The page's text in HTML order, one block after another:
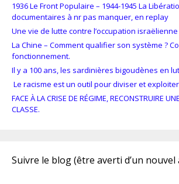
1936 Le Front Populaire – 1944-1945 La
documentaires à nr pas manquer, en replay
Une vie de lutte contre l’occupation israëlienne
La Chine – Comment qualifier son système ?
fonctionnement.
Il y a 100 ans, les sardinières bigoudènes en
Le racisme est un outil pour diviser et
FACE À LA CRISE DE RÉGIME, RECONSTRUIRE
CLASSE.
Suivre le blog (être averti d’un nouvel